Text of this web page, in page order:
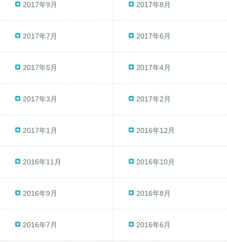
2017年9月 2017年8月
2017年7月 2017年6月
2017年5月 2017年4月
2017年3月 2017年2月
2017年1月 2016年12月
2016年11月 2016年10月
2016年9月 2016年8月
2016年7月 2016年6月